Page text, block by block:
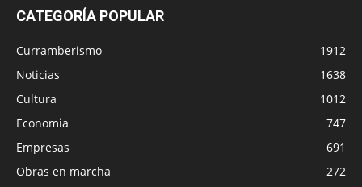
CATEGORÍA POPULAR
Curramberismo
1912
Noticias
1638
Cultura
1012
Economia
747
Empresas
691
Obras en marcha
272